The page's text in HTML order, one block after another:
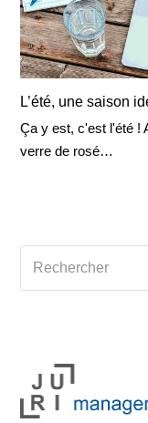
L’été, une saison
Ça y est, c'est l'été !
verre de rosé…